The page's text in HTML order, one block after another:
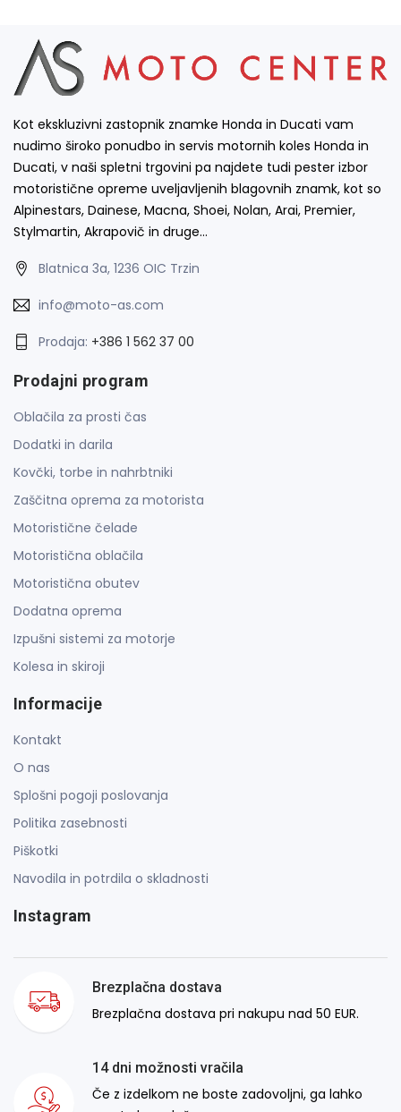
Kot ekskluzivni zastopnik znamke Honda in Ducati vam
nudimo široko ponudbo in servis motornih koles Honda in
Ducati, v naši spletni trgovini pa najdete tudi pester izbor
motoristične opreme uveljavljenih blagovnih znamk, kot so
Alpinestars, Dainese, Macna, Shoei, Nolan, Arai, Premier,
Stylmartin, Akrapovič in druge…
Blatnica 3a, 1236 OIC Trzin
info@moto-as.com
Prodaja: +386 1 562 37 00
Prodajni program
Oblačila za prosti čas
Dodatki in darila
Kovčki, torbe in nahrbtniki
Zaščitna oprema za motorista
Motoristične čelade
Motoristična oblačila
Motoristična obutev
Dodatna oprema
Izpušni sistemi za motorje
Kolesa in skiroji
Informacije
Kontakt
O nas
Splošni pogoji poslovanja
Politika zasebnosti
Piškotki
Navodila in potrdila o skladnosti
Instagram
Brezplačna dostava
Brezplačna dostava pri nakupu nad 50 EUR.
14 dni možnosti vračila
Če z izdelkom ne boste zadovoljni, ga lahko